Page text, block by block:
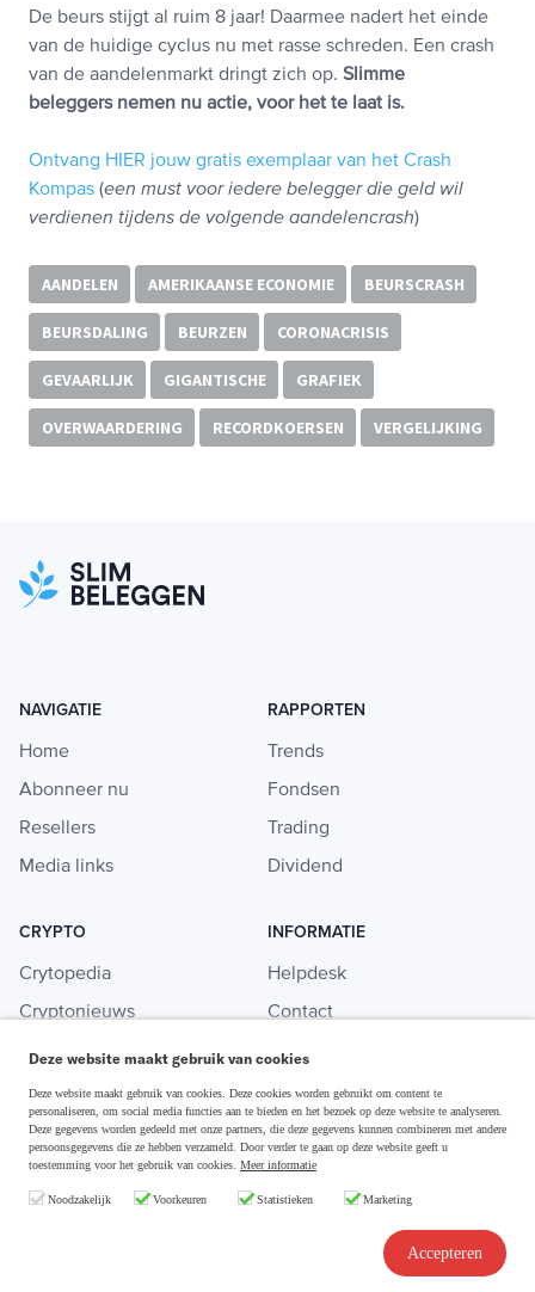
De beurs stijgt al ruim 8 jaar! Daarmee nadert het einde
van de huidige cyclus nu met rasse schreden. Een crash
van de aandelenmarkt dringt zich op. Slimme
beleggers nemen nu actie, voor het te laat is.
Ontvang HIER jouw gratis exemplaar van het Crash
Kompas (een must voor iedere belegger die geld wil
verdienen tijdens de volgende aandelencrash)
AANDELEN AMERIKAANSE ECONOMIE BEURSCRASH
BEURSDALING BEURZEN CORONACRISIS
GEVAARLIJK GIGANTISCHE GRAFIEK
OVERWAARDERING RECORDKOERSEN VERGELIJKING
NAVIGATIE
Home
Abonneer nu
Resellers
Media links
RAPPORTEN
Trends
Fondsen
Trading
Dividend
CRYPTO
Crytopedia
Cryptonieuws
Crypto koopgids
Investeren in crypto
INFORMATIE
Helpdesk
Contact
Adverteren
Disclaimer & Privacy
Deze website maakt gebruik van cookies
Deze website maakt gebruik van cookies. Deze cookies worden gebruikt om content te
personaliseren, om social media functies aan te bieden en het bezoek op deze website te analyseren.
Deze gegevens worden gedeeld met onze partners, die deze gegevens kunnen combineren met andere
persoonsgegevens die ze hebben verzameld. Door verder te gaan op deze website geeft u
toestemming voor het gebruik van cookies. Meer informatie
Noodzakelijk Voorkeuren Statistieken Marketing
Accepteren